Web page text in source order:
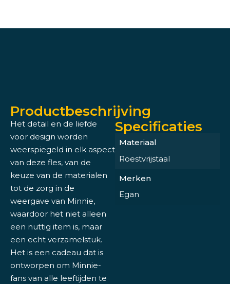
Productbeschrijving
Het detail en de liefde
voor design worden
weerspiegeld in elk aspect
van deze fles, van de
keuze van de materialen
tot de zorg in de
weergave van Minnie,
waardoor het niet alleen
een nuttig item is, maar
een echt verzamelstuk.
Het is een cadeau dat is
ontworpen om Minnie-
fans van alle leeftijden te
Specificaties
Materiaal
Roestvrijstaal
Merken
Egan